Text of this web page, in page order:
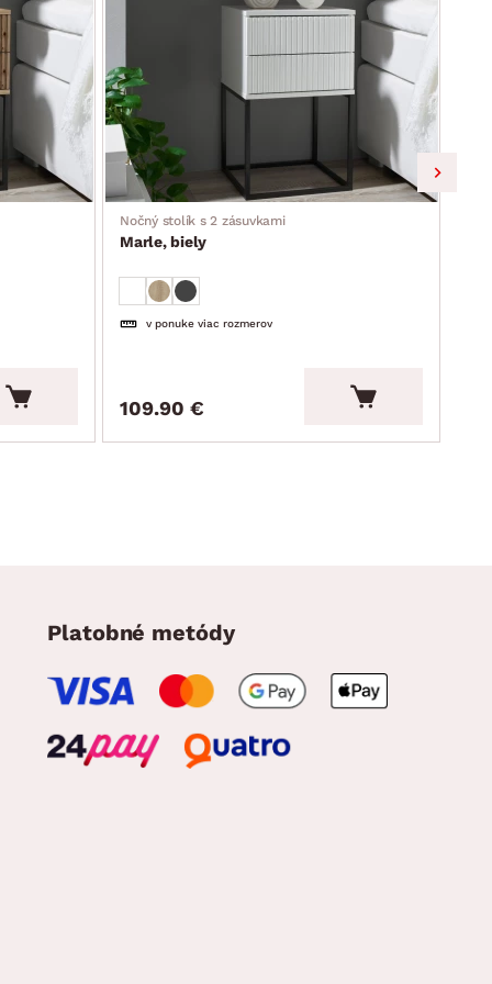
Nočný stolík s 2 zásuvkami
Marle, biely
v ponuke viac rozmerov
109.90 €
Platobné metódy